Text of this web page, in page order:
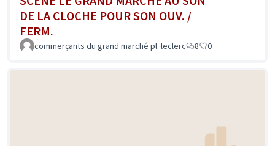
DE LA CLOCHE POUR SON OUV. /
FERM.
commerçants du grand marché pl. leclerc 8 0